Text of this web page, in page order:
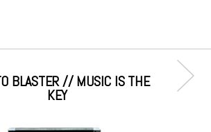
BLASTER // MUSIC IS THE
KEY